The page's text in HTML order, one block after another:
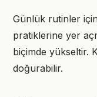
Günlük rutinler
pratiklerine yer
biçimde yükseltir.
doğurabilir.